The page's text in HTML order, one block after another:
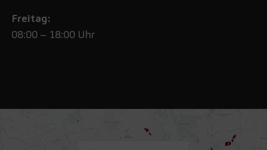
Freitag:
08:00 – 18:00 Uhr